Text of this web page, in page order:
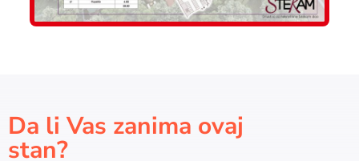
Da li Vas zanima ovaj
stan?